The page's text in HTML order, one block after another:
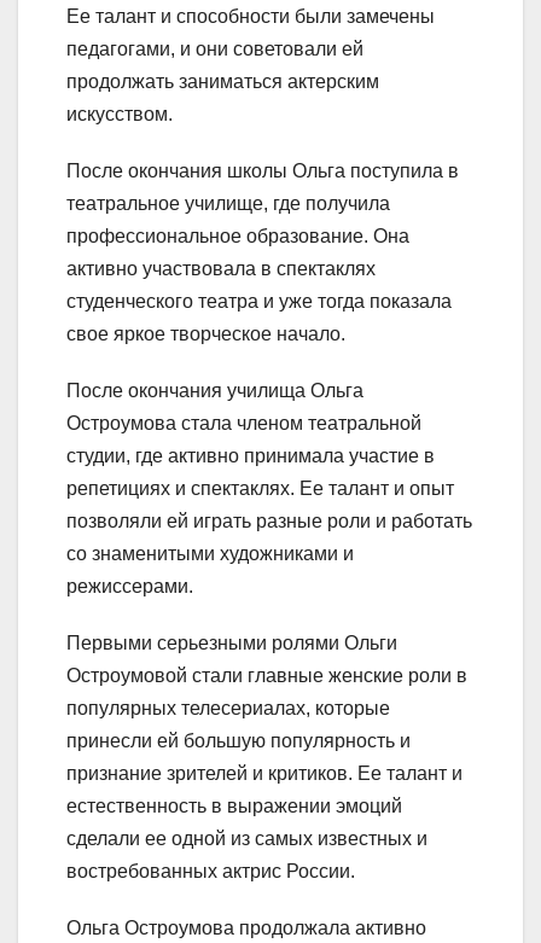
Ее талант и способности были замечены
педагогами, и они советовали ей
продолжать заниматься актерским
искусством.
После окончания школы Ольга поступила в
театральное училище, где получила
профессиональное образование. Она
активно участвовала в спектаклях
студенческого театра и уже тогда показала
свое яркое творческое начало.
После окончания училища Ольга
Остроумова стала членом театральной
студии, где активно принимала участие в
репетициях и спектаклях. Ее талант и опыт
позволяли ей играть разные роли и работать
со знаменитыми художниками и
режиссерами.
Первыми серьезными ролями Ольги
Остроумовой стали главные женские роли в
популярных телесериалах, которые
принесли ей большую популярность и
признание зрителей и критиков. Ее талант и
естественность в выражении эмоций
сделали ее одной из самых известных и
востребованных актрис России.
Ольга Остроумова продолжала активно